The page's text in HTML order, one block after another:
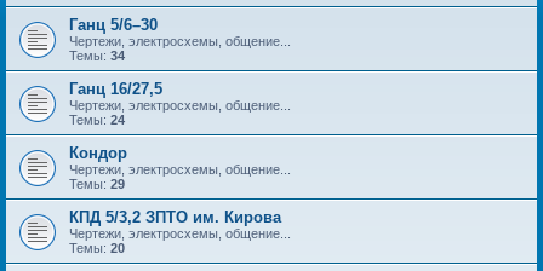
Ганц 5/6–30
Чертежи, электросхемы, общение...
Темы: 34
Ганц 16/27,5
Чертежи, электросхемы, общение...
Темы: 24
Кондор
Чертежи, электросхемы, общение...
Темы: 29
КПД 5/3,2 ЗПТО им. Кирова
Чертежи, электросхемы, общение...
Темы: 20